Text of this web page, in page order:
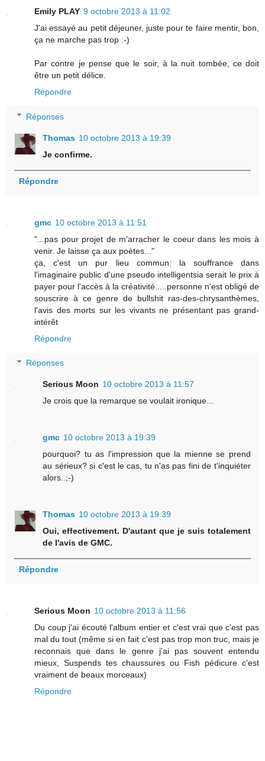
Emily PLAY 9 octobre 2013 à 11:02
J'ai essayé au petit déjeuner, juste pour te faire mentir, bon,
ça ne marche pas trop :-)
Par contre je pense que le soir, à la nuit tombée, ce doit
être un petit délice.
Répondre
Réponses
Thomas 10 octobre 2013 à 19:39
Je confirme.
Répondre
gmc 10 octobre 2013 à 11:51
"...pas pour projet de m'arracher le coeur dans les mois à
venir. Je laisse ça aux poètes..."
ça, c'est un pur lieu commun: la souffrance dans
l'imaginaire public d'une pseudo intelligentsia serait le prix à
payer pour l'accès à la créativité.....personne n'est obligé de
souscrire à ce genre de bullshit ras-des-chrysanthèmes,
l'avis des morts sur les vivants ne présentant pas grand-
intérêt
Répondre
Réponses
Serious Moon 10 octobre 2013 à 11:57
Je crois que la remarque se voulait ironique...
gmc 10 octobre 2013 à 19:39
pourquoi? tu as l'impression que la mienne se prend
au sérieux? si c'est le cas, tu n'as pas fini de t'inquiéter
alors..;-)
Thomas 10 octobre 2013 à 19:39
Oui, effectivement. D'autant que je suis totalement
de l'avis de GMC.
Répondre
Serious Moon 10 octobre 2013 à 11:56
Du coup j'ai écouté l'album entier et c'est vrai que c'est pas
mal du tout (même si en fait c'est pas trop mon truc, mais je
reconnais que dans le genre j'ai pas souvent entendu
mieux, Suspends tes chaussures ou Fish pédicure c'est
vraiment de beaux morceaux)
Répondre